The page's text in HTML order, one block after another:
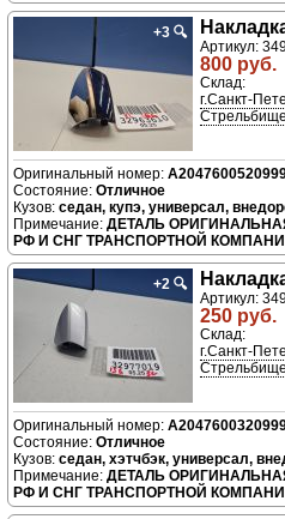
+3 🔍
Артикул:
800 руб.
Склад:
г.Санкт-
Отличное
седан, купэ, универсал,
ДЕТАЛЬ
РФ И СНГ ТРАНСПОРТНОЙ
+2 🔍
Артикул:
250 руб.
Склад:
г.Санкт-
Отличное
седан, хэтчбэк, универсал,
ДЕТАЛЬ
РФ И СНГ ТРАНСПОРТНОЙ